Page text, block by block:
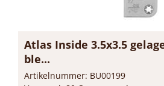
Atlas Inside 3.5x3.5
ble...
Artikelnummer: BU00199